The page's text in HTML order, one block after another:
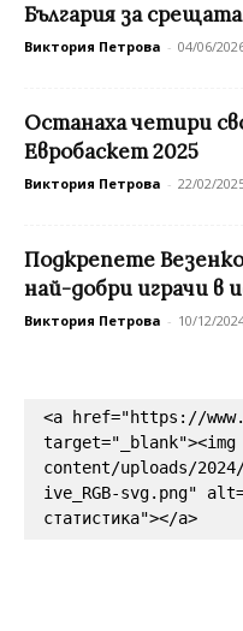
България за
Виктория Петрова - 04/06/
Останаха четири
Евробаскет 2025
Виктория Петрова - 22/02/
Подкрепете
най-добри играчи в
Виктория Петрова - 10/12/
<a href="https://
content/uploads/
ive_RGB-svg.png"
статистика"></a>